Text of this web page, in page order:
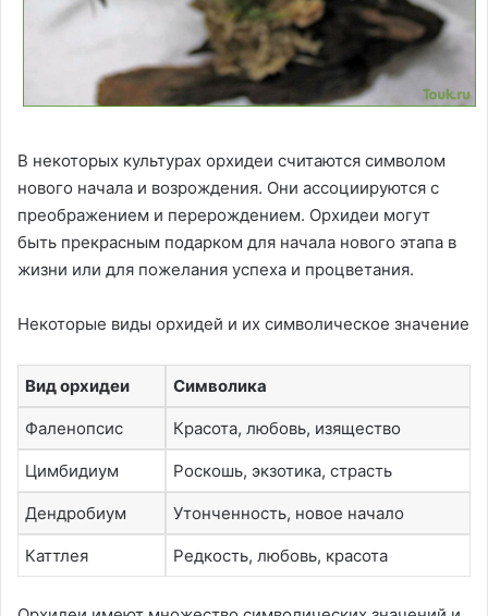
В некоторых культурах орхидеи считаются символом
нового начала и возрождения. Они ассоциируются с
преображением и перерождением. Орхидеи могут
быть прекрасным подарком для начала нового этапа в
жизни или для пожелания успеха и процветания.
Некоторые виды орхидей и их символическое значение
Вид орхидеи Символика
Фаленопсис Красота, любовь, изящество
Цимбидиум Роскошь, экзотика, страсть
Дендробиум Утонченность, новое начало
Каттлея Редкость, любовь, красота